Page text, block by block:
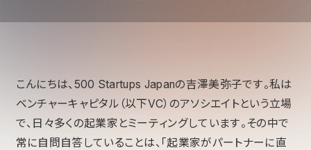
こんにちは、500 Startups Japanの吉澤美弥子です。私は
ベンチャーキャピタル（以下VC）のアソシエイトという立場
で、日々多くの起業家とミーティングしています。その中で
常に自問自答していることは、「起業家がパートナーに直